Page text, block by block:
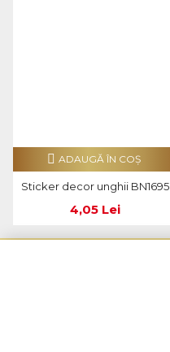
Sticker decor unghii BN1695
4,05 Lei
ADAUGĂ ÎN COŞ